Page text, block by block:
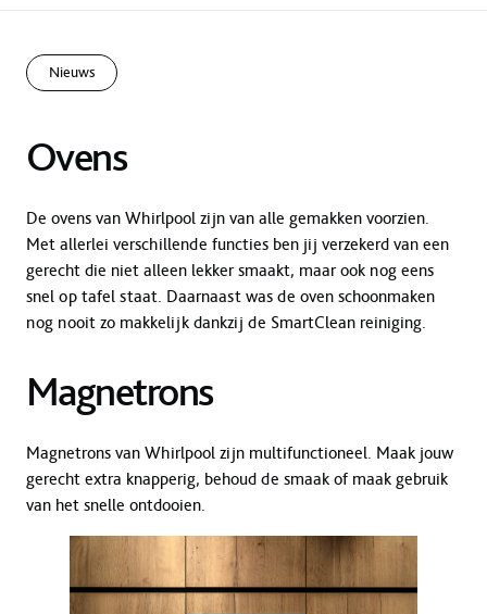
Nieuws
Ovens
De ovens van Whirlpool zijn van alle gemakken voorzien.
Met allerlei verschillende functies ben jij verzekerd van een
gerecht die niet alleen lekker smaakt, maar ook nog eens
snel op tafel staat. Daarnaast was de oven schoonmaken
nog nooit zo makkelijk dankzij de SmartClean reiniging.
Magnetrons
Magnetrons van Whirlpool zijn multifunctioneel. Maak jouw
gerecht extra knapperig, behoud de smaak of maak gebruik
van het snelle ontdooien.